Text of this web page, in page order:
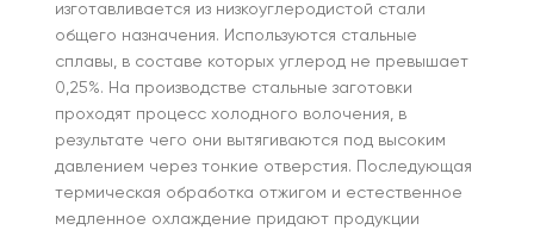
изготавливается из низкоуглеродистой стали
общего назначения. Используются стальные
сплавы, в составе которых углерод не превышает
0,25%. На производстве стальные заготовки
проходят процесс холодного волочения, в
результате чего они вытягиваются под высоким
давлением через тонкие отверстия. Последующая
термическая обработка отжигом и естественное
медленное охлаждение придают продукции